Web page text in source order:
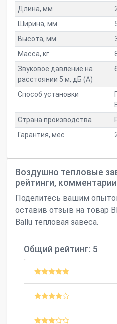
Длина, мм
Ширина, мм
Высота, мм
Масса, кг
Звуковое давление на
расстоянии 5 м, дБ (A)
Способ установки
Страна производства
Гарантия, мес
Воздушно тепловые
рейтинги, комментарии
Поделитесь вашим
оставив отзыв на товар
Ballu тепловая завеса.
Общий рейтинг: 5